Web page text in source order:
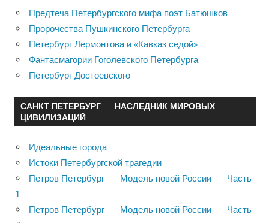
Предтеча Петербургского мифа поэт Батюшков
Пророчества Пушкинского Петербурга
Петербург Лермонтова и «Кавказ седой»
Фантасмагории Гоголевского Петербурга
Петербург Достоевского
САНКТ ПЕТЕРБУРГ — НАСЛЕДНИК МИРОВЫХ
ЦИВИЛИЗАЦИЙ
Идеальные города
Истоки Петербургской трагедии
Петров Петербург — Модель новой России — Часть
1
Петров Петербург — Модель новой России — Часть